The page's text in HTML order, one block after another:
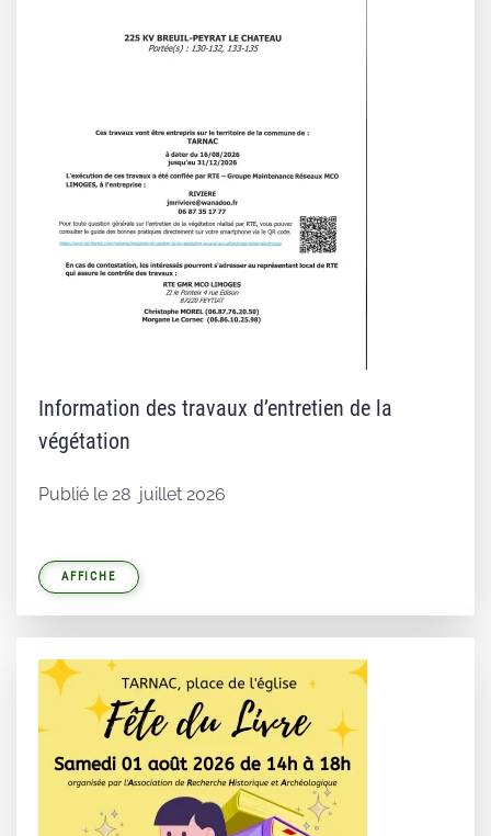
Information des travaux d’entretien de la
végétation
Publié le 28 juillet 2026
AFFICHE